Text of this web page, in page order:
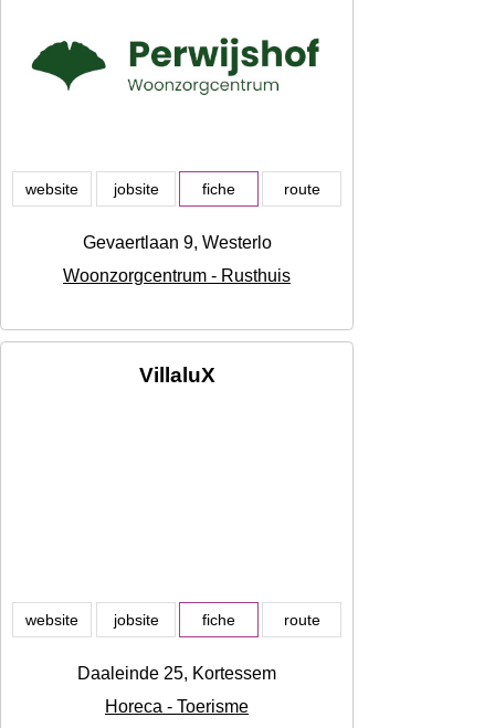
website jobsite fiche route
Gevaertlaan 9, Westerlo
Woonzorgcentrum - Rusthuis
VillaluX
website jobsite fiche route
Daaleinde 25, Kortessem
Horeca - Toerisme